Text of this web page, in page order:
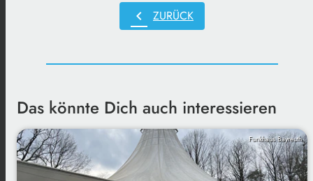
chevron_left ZURÜCK
Das könnte Dich auch interessieren
Funkhaus Bayreuth